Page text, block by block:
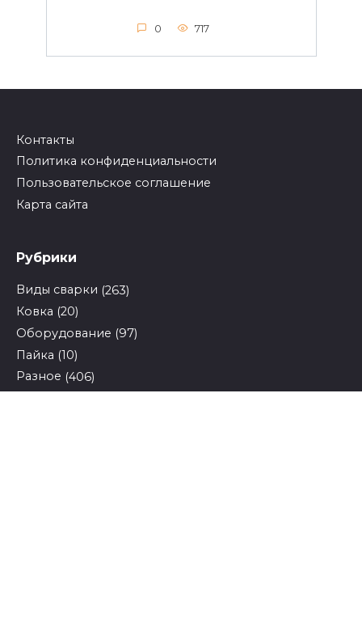
0 717
Контакты
Политика конфиденциальности
Пользовательское соглашение
Карта сайта
Рубрики
Виды сварки (263)
Ковка (20)
Оборудование (97)
Пайка (10)
Разное (406)